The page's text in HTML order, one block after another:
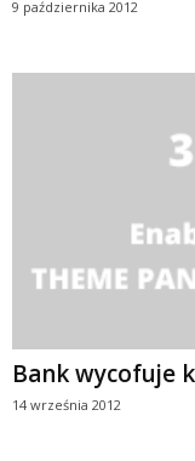
9 października 2012
Bank wycofuje
14 września 2012